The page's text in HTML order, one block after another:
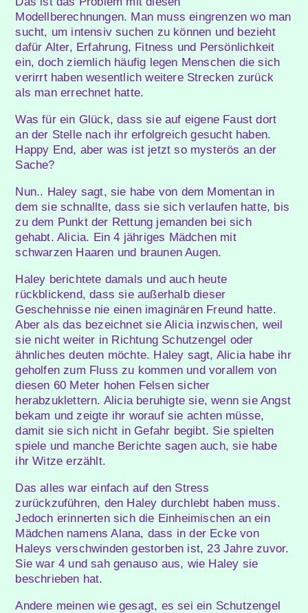
Modellberechnungen. Man muss eingrenzen wo man
sucht, um intensiv suchen zu können und bezieht
dafür Alter, Erfahrung, Fitness und Persönlichkeit
ein, doch ziemlich häufig legen Menschen die sich
verirrt haben wesentlich weitere Strecken zurück
als man errechnet hatte.
Was für ein Glück, dass sie auf eigene Faust dort
an der Stelle nach ihr erfolgreich gesucht haben.
Happy End, aber was ist jetzt so mysterös an der
Sache?
Nun.. Haley sagt, sie habe von dem Momentan in
dem sie schnallte, dass sie sich verlaufen hatte, bis
zu dem Punkt der Rettung jemanden bei sich
gehabt. Alicia. Ein 4 jähriges Mädchen mit
schwarzen Haaren und braunen Augen.
Haley berichtete damals und auch heute
rückblickend, dass sie außerhalb dieser
Geschehnisse nie einen imaginären Freund hatte.
Aber als das bezeichnet sie Alicia inzwischen, weil
sie nicht weiter in Richtung Schutzengel oder
ähnliches deuten möchte. Haley sagt, Alicia habe ihr
geholfen zum Fluss zu kommen und vorallem von
diesen 60 Meter hohen Felsen sicher
herabzuklettern. Alicia beruhigte sie, wenn sie Angst
bekam und zeigte ihr worauf sie achten müsse,
damit sie sich nicht in Gefahr begibt. Sie spielten
spiele und manche Berichte sagen auch, sie habe
ihr Witze erzählt.
Das alles war einfach auf den Stress
zurückzuführen, den Haley durchlebt haben muss.
Jedoch erinnerten sich die Einheimischen an ein
Mädchen namens Alana, dass in der Ecke von
Haleys verschwinden gestorben ist, 23 Jahre zuvor.
Sie war 4 und sah genauso aus, wie Haley sie
beschrieben hat.
Andere meinen wie gesagt, es sei ein Schutzengel